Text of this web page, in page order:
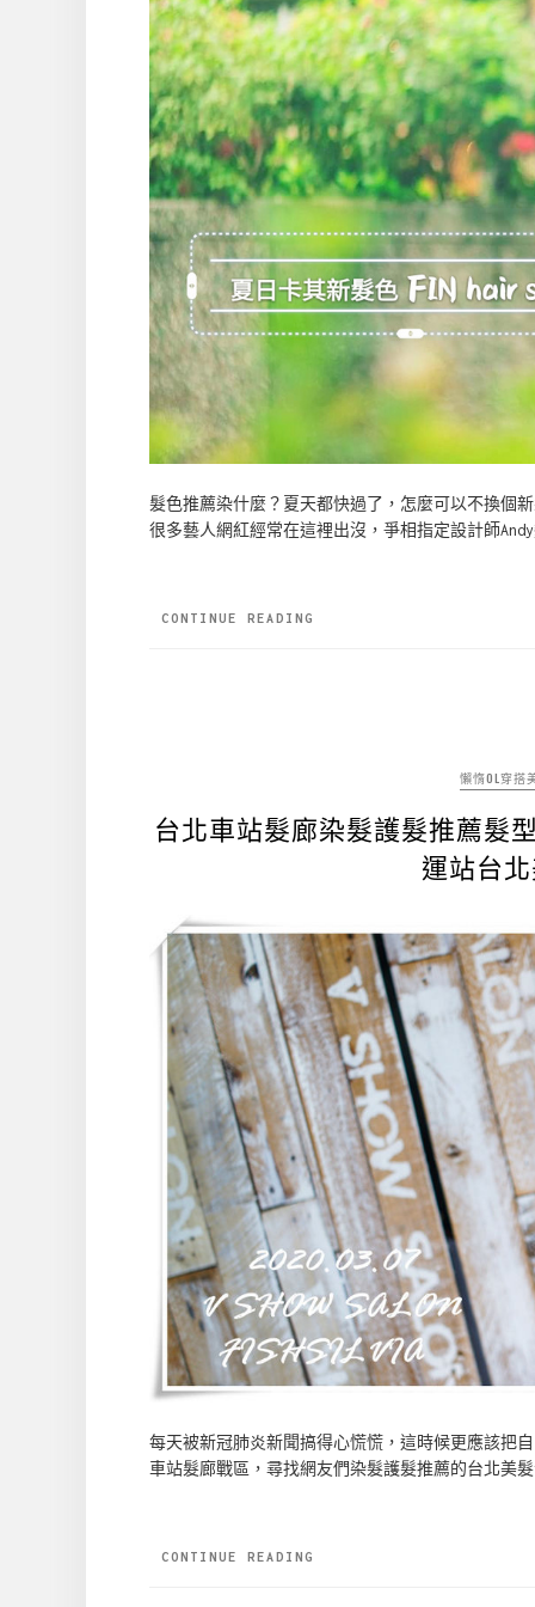
髮色推薦染什麼？夏天都快過了，怎麼可以不換
很多藝人網紅經常在這裡出沒，爭相指定設計師
CONTINUE READING
懶惰OL穿搭
台北車站髮廊染髮護髮推薦髮型
運站台
每天被新冠肺炎新聞搞得心慌慌，這時候更應該把
車站髮廊戰區，尋找網友們染髮護髮推薦的台北美
CONTINUE READING